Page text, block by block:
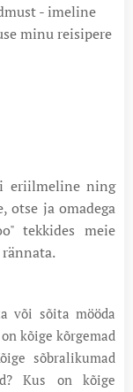
- imeline
minu reisipere
eriilmeline ning
otse ja omadega
tekkides meie
või sõita mööda
kõige kõrgemad
sõbralikumad
Kus on kõige